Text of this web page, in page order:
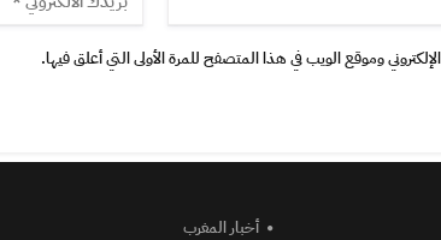
وموقع الويب في هذا المتصفح للمرة الأولى التي أعلق فيها.
أخبار المغرب